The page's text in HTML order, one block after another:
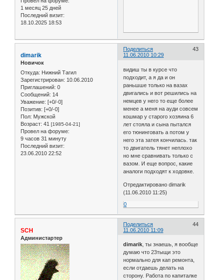
1 месяц 25 дней
Последний визит:
18.10.2025 18:53
Поделиться
43
11.06.2010 10:29
dimarik
Новичок
Откуда: Нижний Тагил
Зарегистрирован: 10.06.2010
Приглашений: 0
Сообщений: 14
Уважение: [+0/-0]
Позитив: [+0/-0]
Пол: Мужской
Возраст: 41 [1985-04-21]
Провел на форуме:
9 часов 31 минуту
Последний визит:
23.06.2010 22:52
видиш ты в курсе что
подходит, а я да и он
раньшше только на вазах
двигались и вот решились на
немцев у него то еще более
менее а меня на ауди совсем
кошмар у старого хозяина 6
лет стояла и сына пытался
его тюнинговать а потом у
него эта затея кончилась. так
то двигатель тянет неплохо
но мне сравнивать только с
вазом. И еще вопрос, какие
аналоги подходят к ходовке.
Отредактировано dimarik
(11.06.2010 11:25)
0
Поделиться
44
11.06.2010 11:09
SCH
Администартер
dimarik , ты знаешь, я вообще
думаю что 23тыщи это
нормально для кап ремонта,
если отдаешь делать на
сторону. Работа по капиталке